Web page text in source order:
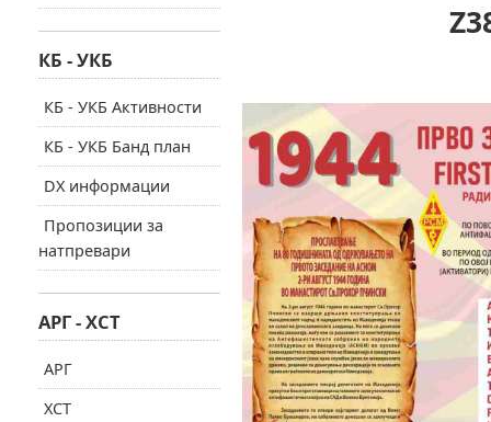
КБ - УКБ
КБ - УКБ Активности
КБ - УКБ Банд план
DX информации
Пропозиции за
натпревари
АРГ - ХСТ
АРГ
ХСТ